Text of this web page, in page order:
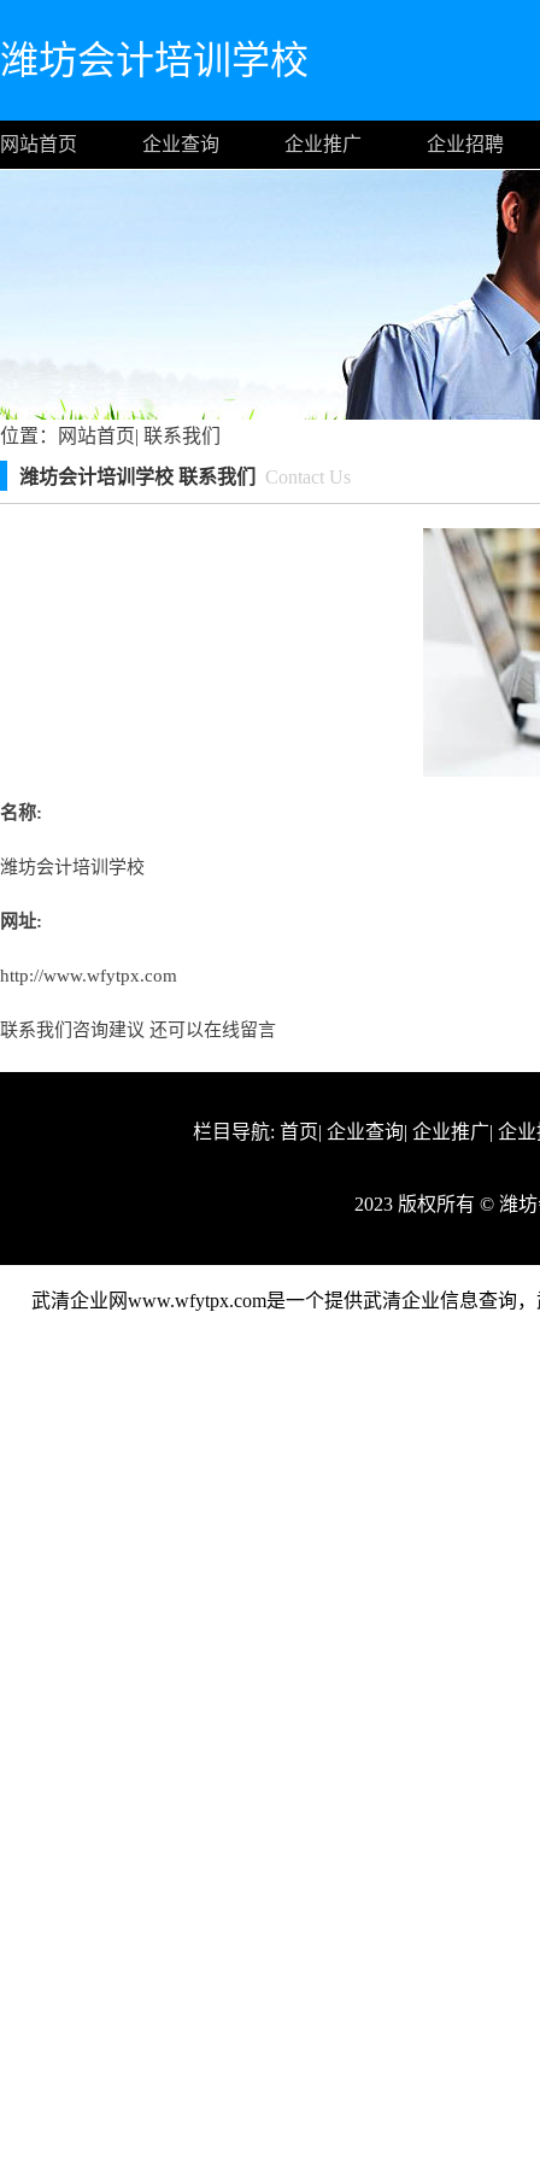
潍坊会计培训学校
网站首页 企业查询 企业推广 企业招聘
位置： 网站首页| 联系我们
潍坊会计培训学校 联系我们
Contact Us
名称:
潍坊会计培训学校
网址:
http://www.wfytpx.com
联系我们咨询建议 还可以在线留言
栏目导航: 首页| 企业查询| 企业推广| 企
2023 版权所有 © 潍
武清企业网www.wfytpx.com是一个提供武清企业信息查询